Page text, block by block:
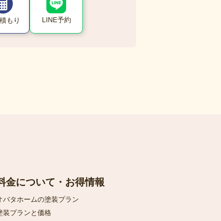
もり LINE予約
金について・お得情報
バタホームの塗装プラン
装プランと価格